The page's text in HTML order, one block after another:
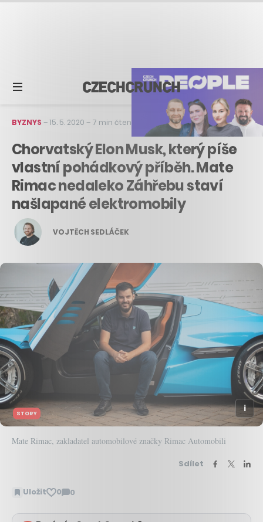
BYZNYS –15. 5. 2020 – 7 min čtení
Chorvatský Elon Musk, který píše
vlastní pohádkový příběh. Mate
Rimac nedaleko Záhřebu staví
našlapané elektromobily
VOJTĚCH SEDLÁČEK
STORY
Mate Rimac, zakladatel automobilové značky Rimac Automobili
Sdílet
Uložit 0 0
Zobrazit